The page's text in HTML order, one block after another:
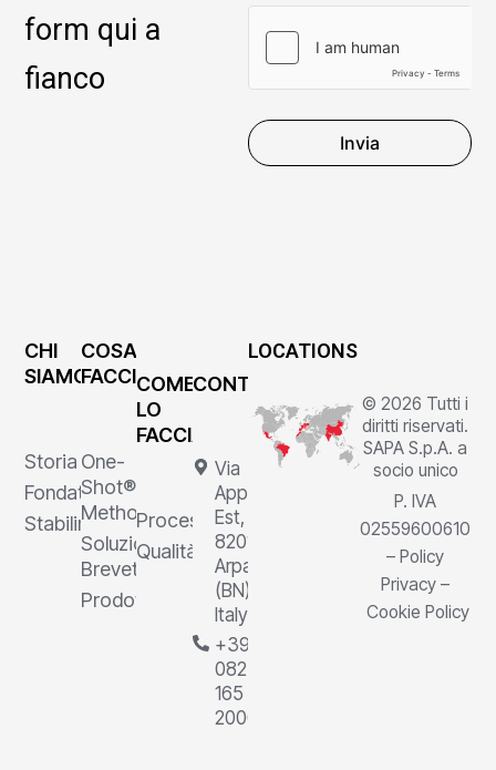
form qui a
fianco
Invia
CHI
SIAMO
Storia
Fondatore
Stabilimenti
COSA
FACCIAMO
One-
Shot®
Method
Soluzioni
Brevettate
Prodotti
COME
LO
FACCIAMO
Processi
Qualità
CONTATTI
Via
Appia
Est, 1,
82011
Arpaia
(BN),
Italy
+39
0823
165
2000
LOCATIONS
© 2026 Tutti i
diritti riservati.
SAPA S.p.A. a
socio unico
P. IVA
02559600610
–Policy
Privacy –
Cookie Policy